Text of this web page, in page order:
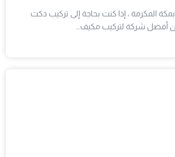
المكرمة ، إذا كنت بحاجة إلى تركيب دكت
أفضل شركة لتركيب مكيف…